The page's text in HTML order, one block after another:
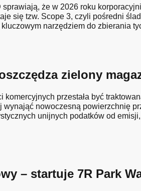
że w 2026 roku
się tzw. Scope 3, czyli pośredni
narzędziem do zbierania
zielony
przestała być
nowoczesną powierzchnię
unijnych podatków od
– startuje 7R Park